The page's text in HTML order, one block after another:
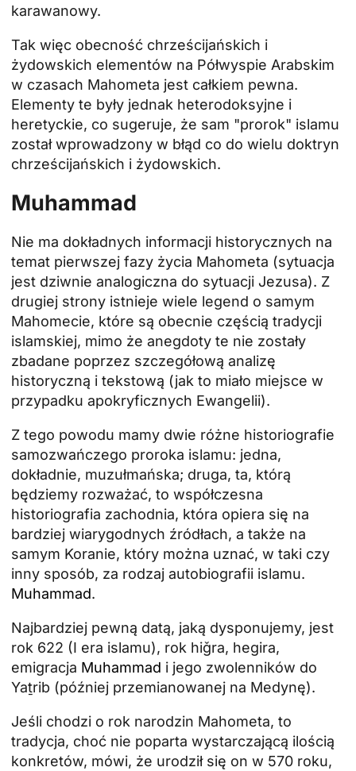
karawanowy.
Tak więc obecność chrześcijańskich i
żydowskich elementów na Półwyspie Arabskim
w czasach Mahometa jest całkiem pewna.
Elementy te były jednak heterodoksyjne i
heretyckie, co sugeruje, że sam "prorok" islamu
został wprowadzony w błąd co do wielu doktryn
chrześcijańskich i żydowskich.
Muhammad
Nie ma dokładnych informacji historycznych na
temat pierwszej fazy życia Mahometa (sytuacja
jest dziwnie analogiczna do sytuacji Jezusa). Z
drugiej strony istnieje wiele legend o samym
Mahomecie, które są obecnie częścią tradycji
islamskiej, mimo że anegdoty te nie zostały
zbadane poprzez szczegółową analizę
historyczną i tekstową (jak to miało miejsce w
przypadku apokryficznych Ewangelii).
Z tego powodu mamy dwie różne historiografie
samozwańczego proroka islamu: jedna,
dokładnie, muzułmańska; druga, ta, którą
będziemy rozważać, to współczesna
historiografia zachodnia, która opiera się na
bardziej wiarygodnych źródłach, a także na
samym Koranie, który można uznać, w taki czy
inny sposób, za rodzaj autobiografii islamu.
Muhammad.
Najbardziej pewną datą, jaką dysponujemy, jest
rok 622 (I era islamu), rok hiǧra, hegira,
emigracja Muhammad i jego zwolenników do
Yaṯrib (później przemianowanej na Medynę).
Jeśli chodzi o rok narodzin Mahometa, to
tradycja, choć nie poparta wystarczającą ilością
konkretów, mówi, że urodził się on w 570 roku,